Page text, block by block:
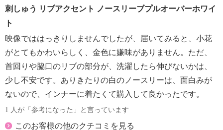
・長時間照射による変退色注意
【原産国（地）】
・中国製
刺しゅう リブアクセント ノースリーブプルオーバーホワイ
ト
映像でははっきりしませんでしたが、届いてみると、小花
がとてもかわいらしく、金色に嫌味がありません。ただ、
首回りや脇口のリブの部分が、洗濯したら伸びないかは、
少し不安です。ありきたりの白のノースリーは、面白みが
ないので、インナーに着たくて購入して良かったです。
1 人が「参考になった」と言っています
このお客様の他のクチコミを見る